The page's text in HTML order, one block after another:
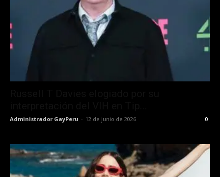
Administrador GayPeru - 12 de junio de 2026 0